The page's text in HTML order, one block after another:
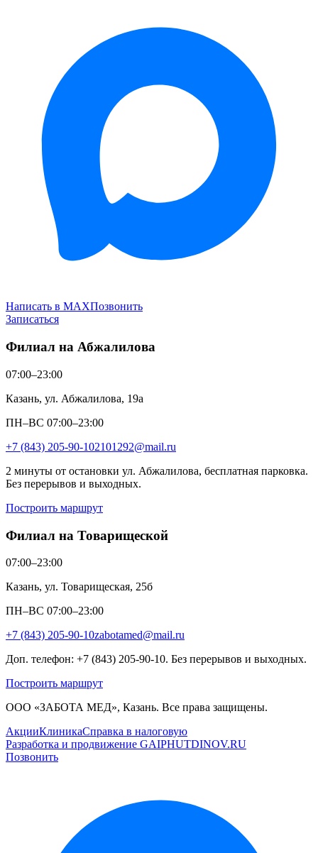
Написать в MAXПозвонить
Записаться
Филиал на Абжалилова
07:00–23:00
Казань, ул. Абжалилова, 19а
ПН–ВС 07:00–23:00
+7 (843) 205-90-102101292@mail.ru
2 минуты от остановки ул. Абжалилова, бесплатная парковка.
Без перерывов и выходных.
Построить маршрут
Филиал на Товарищеской
07:00–23:00
Казань, ул. Товарищеская, 25б
ПН–ВС 07:00–23:00
+7 (843) 205-90-10zabotamed@mail.ru
Доп. телефон: +7 (843) 205-90-10. Без перерывов и выходных.
Построить маршрут
ООО «ЗАБОТА МЕД», Казань. Все права защищены.
АкцииКлиникаСправка в налоговую
Разработка и продвижение GAIPHUTDINOV.RU
Позвонить